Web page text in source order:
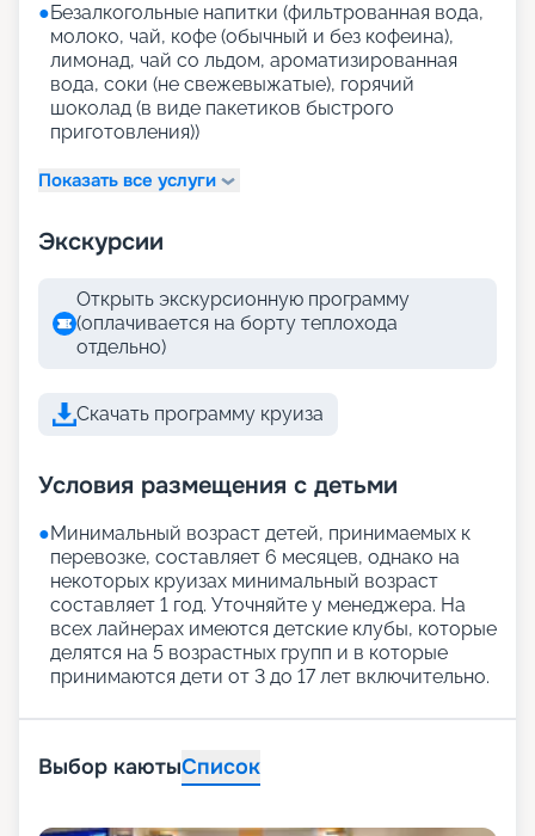
●Безалкогольные напитки (фильтрованная вода,
молоко, чай, кофе (обычный и без кофеина),
лимонад, чай со льдом, ароматизированная
вода, соки (не свежевыжатые), горячий
шоколад (в виде пакетиков быстрого
приготовления))
Показать все услуги
Экскурсии
Открыть экскурсионную программу
(оплачивается на борту теплохода
отдельно)
Скачать программу круиза
Условия размещения с детьми
●Минимальный возраст детей, принимаемых к
перевозке, составляет 6 месяцев, однако на
некоторых круизах минимальный возраст
составляет 1 год. Уточняйте у менеджера. На
всех лайнерах имеются детские клубы, которые
делятся на 5 возрастных групп и в которые
принимаются дети от 3 до 17 лет включительно.
Выбор каютыСписок